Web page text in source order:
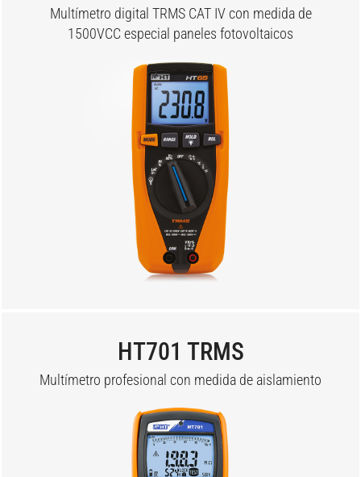
Multímetro digital TRMS CAT IV con medida de
1500VCC especial paneles fotovoltaicos
HT701 TRMS
Multímetro profesional con medida de aislamiento